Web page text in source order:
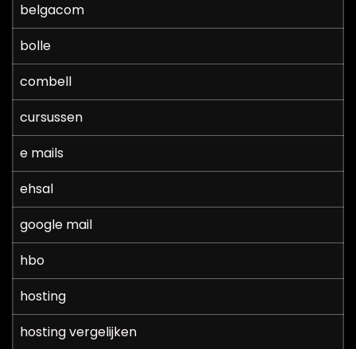
belgacom
bolle
combell
cursussen
e mails
ehsal
google mail
hbo
hosting
hosting vergelijken